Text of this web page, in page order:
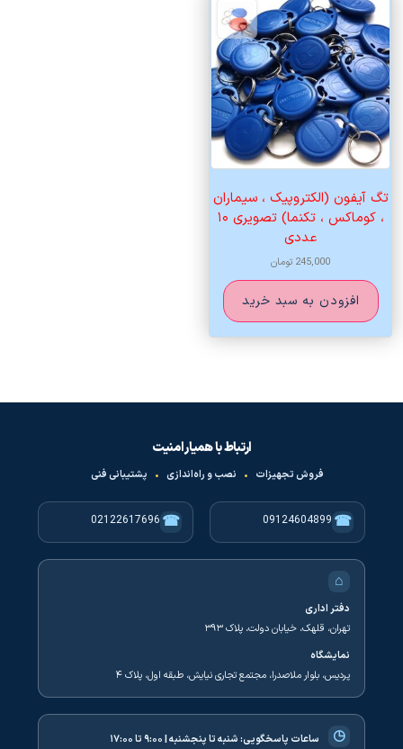
تگ آیفون (الکتروپیک ، سیماران
، کوماکس ، تکنما) تصویری ۱۰
عددی
245,000 تومان
افزودن به سبد خرید
ارتباط با همیار امنیت
فروش تجهیزات • نصب و راه‌اندازی • پشتیبانی فنی
☎
09124604899
☎
02122617696
⌂
دفتر اداری
تهران، قلهک، خیابان دولت، پلاک ۳۹۳
نمایشگاه
پردیس، بلوار ملاصدرا، مجتمع تجاری نیایش، طبقه اول، پلاک ۴
◷ ساعات پاسخگویی:شنبه تا پنجشنبه | ۹:۰۰ تا ۱۷:۰۰